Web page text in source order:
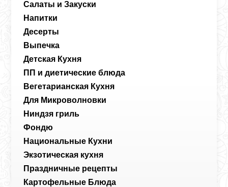
Салаты и Закуски
Напитки
Десерты
Выпечка
Детская Кухня
ПП и диетические блюда
Вегетарианская Кухня
Для Микроволновки
Ниндзя гриль
Фондю
Национальные Кухни
Экзотическая кухня
Праздничные рецепты
Картофельные Блюда